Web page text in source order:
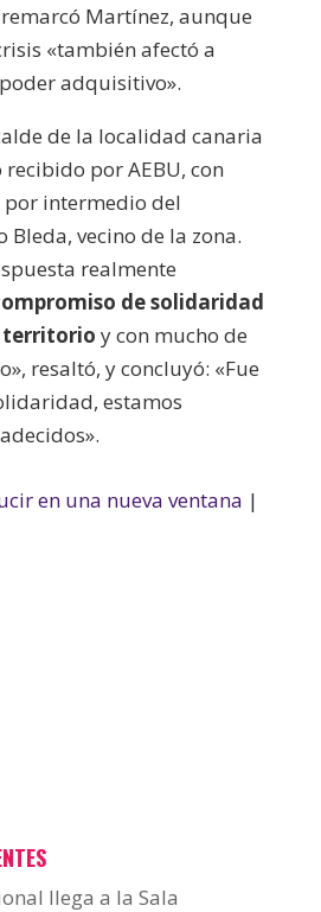
Martínez, aunque
«también afectó a
adquisitivo».
de la localidad canaria
por AEBU, con
por intermedio del
Bleda, vecino de la zona.
realmente
de solidaridad
territorio y con mucho de
resaltó, y concluyó: «Fue
estamos
en una nueva ventana |
llega a la Sala